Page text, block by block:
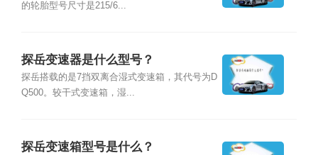
的轮胎型号尺寸是215/6...
探岳变速器是什么型号？
探岳搭载的是7挡双离合湿式变速箱，其代号为D
Q500。较干式变速箱，湿...
探岳变速箱型号是什么？